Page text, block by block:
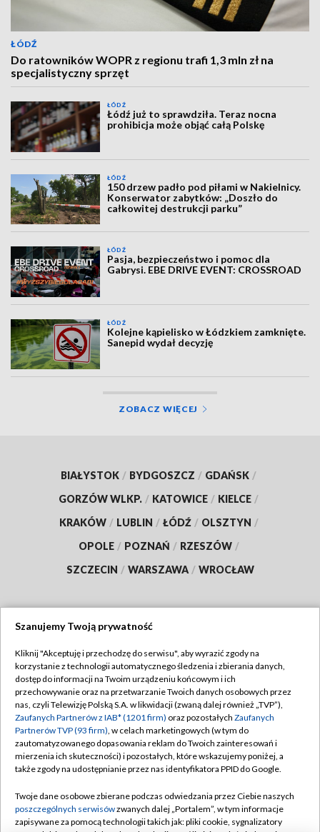
ŁÓDŹ
Do ratowników WOPR z regionu trafi 1,3 mln zł na
specjalistyczny sprzęt
ŁÓDŹ
Łódź już to sprawdziła. Teraz nocna
prohibicja może objąć całą Polskę
ŁÓDŹ
150 drzew padło pod piłami w Nakielnicy.
Konserwator zabytków: „Doszło do
całkowitej destrukcji parku”
ŁÓDŹ
Pasja, bezpieczeństwo i pomoc dla
Gabrysi. EBE DRIVE EVENT: CROSSROAD
ŁÓDŹ
Kolejne kąpielisko w Łódzkiem zamknięte.
Sanepid wydał decyzję
ZOBACZ WIĘCEJ
BIAŁYSTOK / BYDGOSZCZ / GDAŃSK /
GORZÓW WLKP. / KATOWICE / KIELCE /
KRAKÓW / LUBLIN / ŁÓDŹ / OLSZTYN /
OPOLE / POZNAŃ / RZESZÓW /
SZCZECIN / WARSZAWA / WROCŁAW
TVP
Abonament TVP
Emisja w TVP
Centrum informacji TVP
Naziemna Telewizja Cyfrowa
Rada Programowa
Regulamin TVP
Polityka prywatności
Moje zgody
Pomoc
Kontakt
Szanujemy Twoją prywatność
Kliknij "Akceptuję i przechodzę do serwisu", aby wyrazić zgody na
korzystanie z technologii automatycznego śledzenia i zbierania danych,
dostęp do informacji na Twoim urządzeniu końcowym i ich
przechowywanie oraz na przetwarzanie Twoich danych osobowych przez
nas, czyli Telewizję Polską S.A. w likwidacji (zwaną dalej również „TVP”),
Zaufanych Partnerów z IAB* (1201 firm) oraz pozostałych Zaufanych
Partnerów TVP (93 firm), w celach marketingowych (w tym do
zautomatyzowanego dopasowania reklam do Twoich zainteresowań i
mierzenia ich skuteczności) i pozostałych, które wskazujemy poniżej, a
także zgody na udostępnianie przez nas identyfikatora PPID do Google.
Twoje dane osobowe zbierane podczas odwiedzania przez Ciebie naszych
poszczególnych serwisówzwanych dalej „Portalem”, w tym informacje
zapisywane za pomocą technologii takich jak: pliki cookie, sygnalizatory